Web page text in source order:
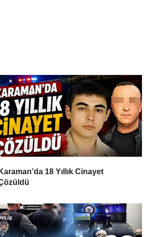
Karaman’da 18 Yıllık Cinayet